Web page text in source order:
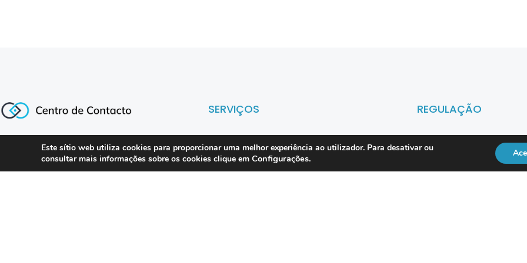
Especialistas em conformidade
regulatória para contact centers, call
SERVIÇOS
Compliance Officer
Auditoria
REGULAÇÃO
DL 134/2009
RGPD
Este sítio web utiliza cookies para proporcionar uma melhor experiência ao utilizador. Para desativar ou
consultar mais informações sobre os cookies clique em Configurações.